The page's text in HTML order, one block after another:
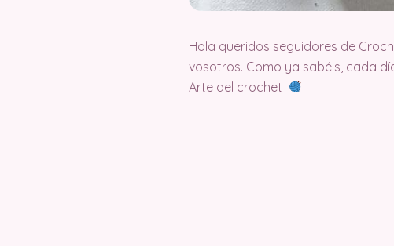
Hola queridos seguidores de
vosotros. Como ya sabéis, cada
Arte del crochet